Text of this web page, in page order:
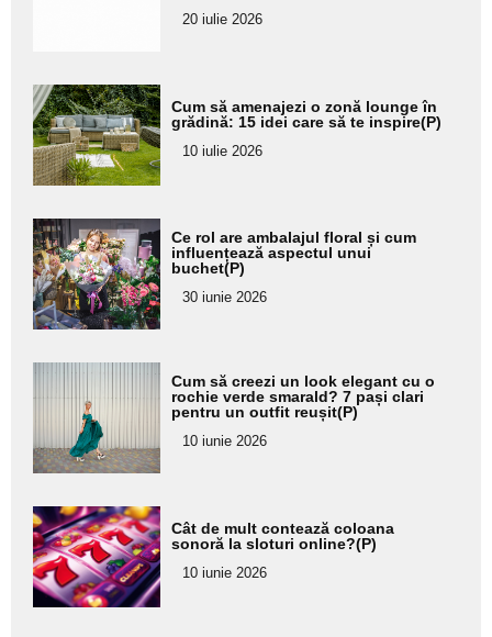
20 iulie 2026
Adaugă
aici textul
pentru
subtitlu
Cum să amenajezi o zonă lounge în
grădină: 15 idei care să te inspire(P)
10 iulie 2026
Adaugă
aici textul
pentru
subtitlu
Ce rol are ambalajul floral și cum
influențează aspectul unui
buchet(P)
30 iunie 2026
Adaugă
aici textul
pentru
subtitlu
Cum să creezi un look elegant cu o
rochie verde smarald? 7 pași clari
pentru un outfit reușit(P)
10 iunie 2026
Adaugă
aici textul
pentru
subtitlu
Cât de mult contează coloana
sonoră la sloturi online?(P)
10 iunie 2026